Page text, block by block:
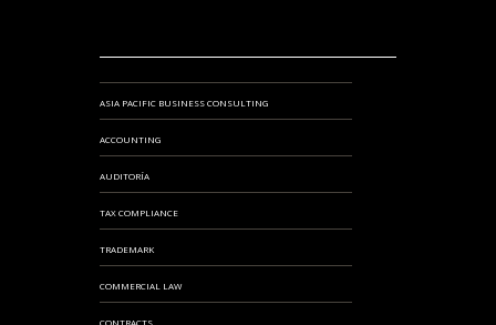
ASIA PACIFIC BUSINESS CONSULTING
ACCOUNTING
AUDITORÍA
TAX COMPLIANCE
TRADEMARK
COMMERCIAL LAW
CONTRACTS